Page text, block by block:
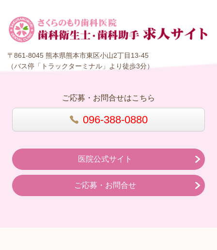
〒861-8045 熊本県熊本市東区小山2丁目13-45
（バス停「トラックターミナル」より徒歩3分）
ご応募・お問合せはこちら
096-388-0880
医院公式サイト
ご応募・お問合せ